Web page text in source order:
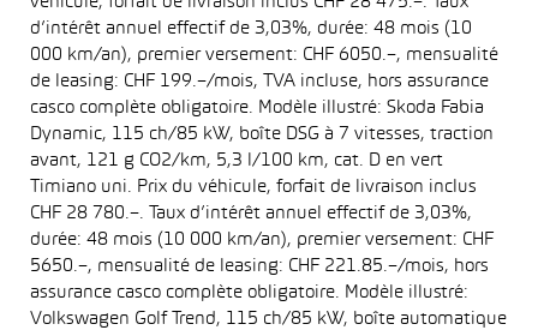
d’intérêt annuel effectif de 3,03%, durée: 48 mois (10
000 km/an), premier versement: CHF 6050.–, mensualité
de leasing: CHF 199.–/mois, TVA incluse, hors assurance
casco complète obligatoire. Modèle illustré: Skoda Fabia
Dynamic, 115 ch/85 kW, boîte DSG à 7 vitesses, traction
avant, 121 g CO2/km, 5,3 l/100 km, cat. D en vert
Timiano uni. Prix du véhicule, forfait de livraison inclus
CHF 28 780.–. Taux d’intérêt annuel effectif de 3,03%,
durée: 48 mois (10 000 km/an), premier versement: CHF
5650.–, mensualité de leasing: CHF 221.85.–/mois, hors
assurance casco complète obligatoire. Modèle illustré:
Volkswagen Golf Trend, 115 ch/85 kW, boîte automatique